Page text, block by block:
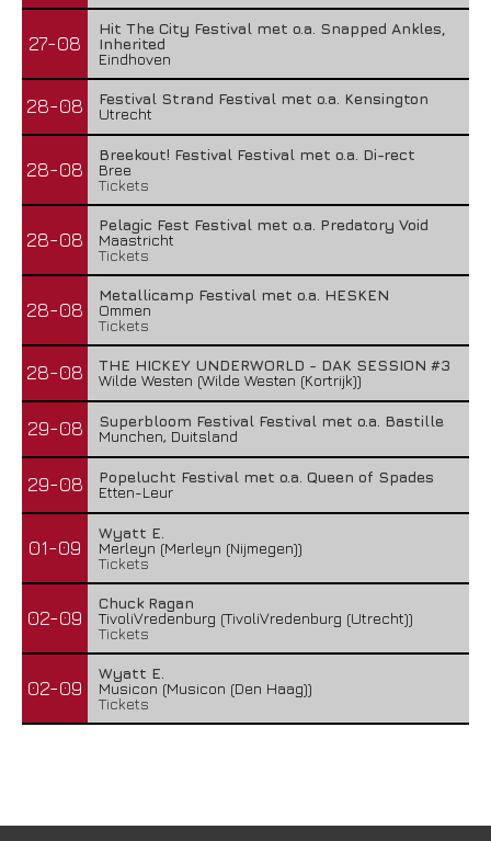
27-08
Hit The City Festival met o.a. Snapped Ankles,
Inherited
Eindhoven
28-08
Festival Strand Festival met o.a. Kensington
Utrecht
28-08
Breekout! Festival Festival met o.a. Di-rect
Bree
Tickets
28-08
Pelagic Fest Festival met o.a. Predatory Void
Maastricht
Tickets
28-08
Metallicamp Festival met o.a. HESKEN
Ommen
Tickets
28-08
THE HICKEY UNDERWORLD - DAK SESSION #3
Wilde Westen (Wilde Westen (Kortrijk))
29-08
Superbloom Festival Festival met o.a. Bastille
Munchen, Duitsland
29-08
Popelucht Festival met o.a. Queen of Spades
Etten-Leur
01-09
Wyatt E.
Merleyn (Merleyn (Nijmegen))
Tickets
02-09
Chuck Ragan
TivoliVredenburg (TivoliVredenburg (Utrecht))
Tickets
02-09
Wyatt E.
Musicon (Musicon (Den Haag))
Tickets